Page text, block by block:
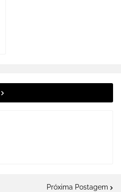
Próxima Postagem